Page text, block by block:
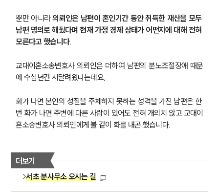
뿐만 아니라 의뢰인은 남편이 혼인기간 동안 취득한 재산을 모두
남편 명의로 해뒀다며 현재 가정 경제 상태가 어떤지에 대해 전혀
모른다고 했습니다.
교대이혼소송변호사 의뢰인은 더하여 남편의 분노조절장애 때문
에 수십년간 시달려왔다는데요,
화가 나면 본인의 성질을 주체하지 못하는 성격을 가진 남편은 한
번 화가 나면 주변에 다른 사람이 있어도 전혀 개의치 않고 교대이
혼소송변호사 의뢰인에게 불 같이 화를 내곤 했습니다.
더보기
서초 분사무소 오시는 길